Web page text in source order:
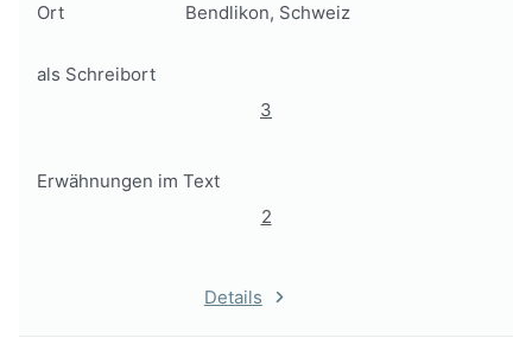
Ort Bendlikon, Schweiz
als Schreibort
3
Erwähnungen im Text
2
Details